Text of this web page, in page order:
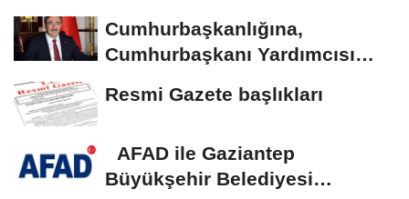
Cumhurbaşkanlığına,
Cumhurbaşkanı Yardımcısı
Resmi Gazete başlıkları
AFAD ile Gaziantep
Büyükşehir Belediyesi